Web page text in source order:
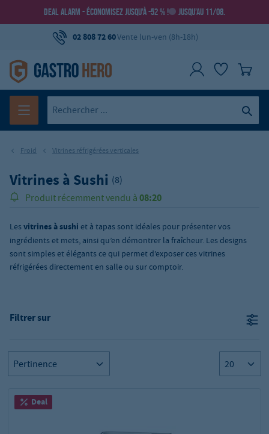
DEAL ALARM - ÉCONOMISEZ JUSQU’À -52 % ! JUSQU’AU 11/08.
02 808 72 60Vente lun-ven (8h-18h)
Froid Vitrines réfrigérées verticales
Vitrines à Sushi (8)
Produit récemment vendu à 08:20
Lesvitrines à sushi et à tapas sont idéales pour présenter vos
ingrédients et mets, ainsi qu’en démontrer la fraîcheur. Les designs
sont simples et élégants ce qui permet d’exposer ces vitrines
réfrigérées directement en salle ou sur comptoir.
Filtrer sur
Deal